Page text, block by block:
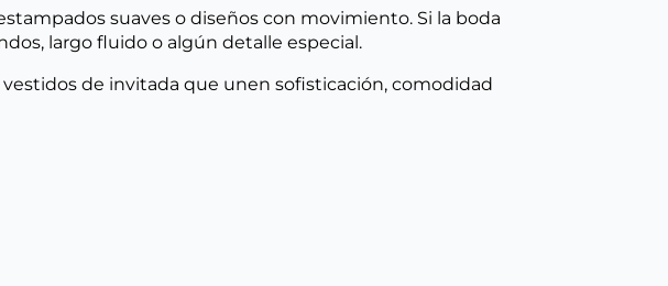
suaves o diseños con movimiento. Si la boda
largo fluido o algún detalle especial.
de invitada que unen sofisticación, comodidad